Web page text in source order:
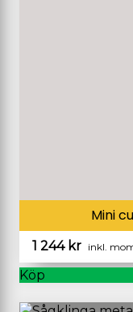
Mini
1 244 kr inkl.
Köp